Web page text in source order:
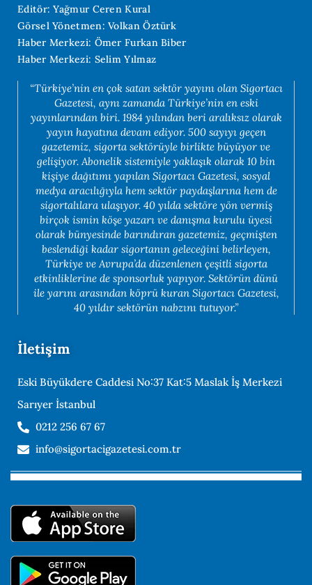
Editör: Yağmur Ceren Kural
Görsel Yönetmen: Volkan Öztürk
Haber Merkezi: Ömer Furkan Biber
Haber Merkezi: Selim Yılmaz
“Türkiye’nin en çok satan sektör yayını olan Sigortacı
Gazetesi, aynı zamanda Türkiye’nin en eski
yayınlarından biri. 1984 yılından beri aralıksız olarak
yayın hayatına devam ediyor. 500 sayıyı geçen
gazetemiz, sigorta sektörüyle birlikte büyüyor ve
gelişiyor. Abonelik sistemiyle yaklaşık olarak 10 bin
kişiye dağıtımı yapılan Sigortacı Gazetesi, sosyal
medya aracılığıyla hem sektör paydaşlarına hem de
sigortalılara ulaşıyor. 40 yılda sektöre yön vermiş
birçok ismin köşe yazarı ve danışma kurulu üyesi
olarak bünyesinde barındıran gazetemiz, geçmişten
beslendiği kadar sigortanın geleceğini belirleyen,
Türkiye ve Avrupa’da düzenlenen çeşitli sigorta
etkinliklerine de sponsorluk yapıyor. Sektörün dünü
ile yarını arasından köprü kuran Sigortacı Gazetesi,
40 yıldır sektörün nabzını tutuyor.”
İletişim
Eski Büyükdere Caddesi No:37 Kat:5 Maslak İş Merkezi
Sarıyer İstanbul
0212 256 67 67
info@sigortacigazetesi.com.tr